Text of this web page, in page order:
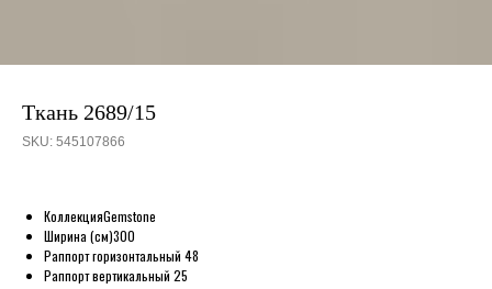
Ткань 2689/15
SKU: 545107866
КоллекцияGemstone
Ширина (см)300
Раппорт горизонтальный 48
Раппорт вертикальный 25